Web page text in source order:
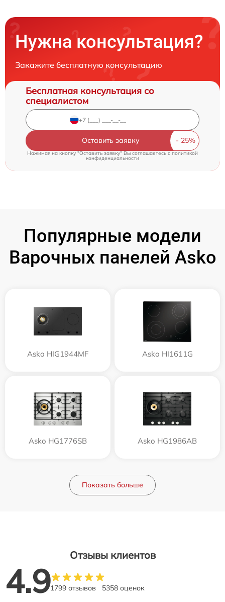
Нужна консультация?
Закажите бесплатную консультацию
Бесплатная консультация со
специалистом
Оставить заявку
Нажимая на кнопку "Оставить заявку" Вы соглашаетесь c политикой
конфиденциальности
Популярные модели
Варочных панелей Asko
Asko HIG1944MF Asko HI1611G
Asko HG1776SB Asko HG1986AB
Показать больше
Отзывы клиентов
4.91799 отзывов 5358 оценок